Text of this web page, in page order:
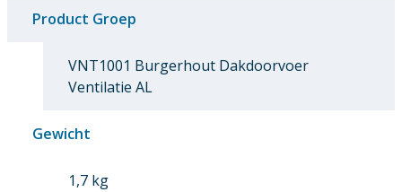
Product Groep
VNT1001 Burgerhout Dakdoorvoer
Ventilatie AL
Gewicht
1,7 kg